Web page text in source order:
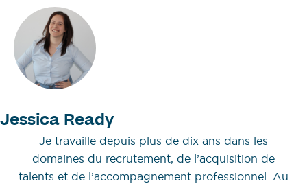
Jessica Ready
Je travaille depuis plus de dix ans dans les
domaines du recrutement, de l’acquisition de
talents et de l’accompagnement professionnel. Au